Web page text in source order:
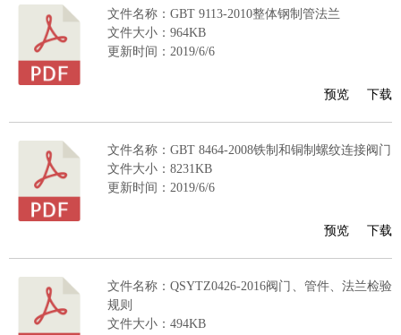
文件名称：GBT 9113-2010整体钢制管法兰
文件大小：964KB
更新时间：2019/6/6
预览 下载
文件名称：GBT 8464-2008铁制和铜制螺纹连接阀门
文件大小：8231KB
更新时间：2019/6/6
预览 下载
文件名称：QSYTZ0426-2016阀门、管件、法兰检验
规则
文件大小：494KB